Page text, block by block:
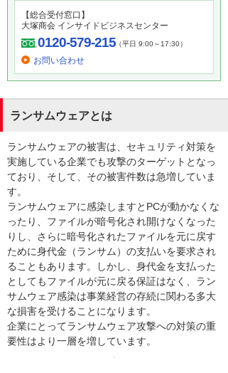
【総合受付窓口】
大塚商会 インサイドビジネスセンター
0120-579-215（平日 9:00～17:30）
お問い合わせ
ランサムウェアとは
ランサムウェアの被害は、セキュリティ対策を
実施している企業でも攻撃のターゲットとなっ
ており、そして、その被害件数は急増していま
す。
ランサムウェアに感染しますとPCが動かなくな
ったり、ファイルが暗号化され開けなくなった
りし、さらに暗号化されたファイルを元に戻す
ために身代金（ランサム）の支払いを要求され
ることもあります。しかし、身代金を支払った
としてもファイルが元に戻る保証はなく、ラン
サムウェア感染は事業経営の存続に関わる多大
な損害を受けることになります。
企業にとってランサムウェア攻撃への対策の重
要性はより一層を増しています。